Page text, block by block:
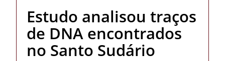
Estudo analisou traços
de DNA encontrados
no Santo Sudário